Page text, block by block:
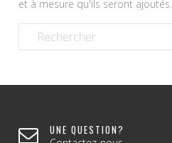
et à mesure qu'ils seront ajoutés.
UNE QUESTION?